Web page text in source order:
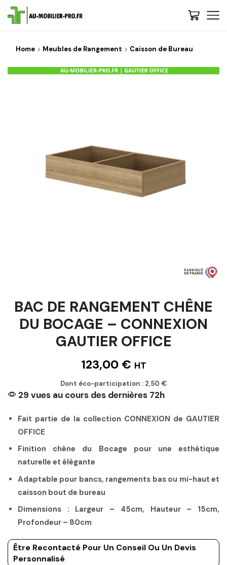
Home Meubles de Rangement Caisson de Bureau
BAC DE RANGEMENT CHÊNE
DU BOCAGE – CONNEXION
GAUTIER OFFICE
123,00 € HT
Dont éco-participation : 2,50 €
29 vues au cours des dernières 72h
Fait partie de la collection CONNEXION de GAUTIER
OFFICE
Finition chêne du Bocage pour une esthétique
naturelle et élégante
Adaptable pour bancs, rangements bas ou mi-haut et
caisson bout de bureau
Dimensions : Largeur – 45cm, Hauteur – 15cm,
Profondeur – 80cm
Être Recontacté Pour Un Conseil Ou Un Devis
Personnalisé